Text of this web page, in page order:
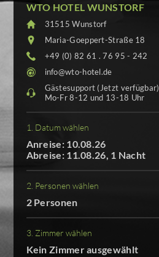
WTO HOTEL WUNSTORF
31515 Wunstorf
Maria-Goeppert-Straße 18
+49 (0) 82 61 . 76 95 - 242
info@wto-hotel.de
Gästesupport (Jetzt verfügbar)
Mo-Fr 8-12 und 13-18 Uhr
1. Datum wählen
Anreise: 10.08.26
Abreise: 11.08.26, 1 Nacht
2. Personen wählen
2 Personen
3. Zimmer wählen
Kein Zimmer ausgewählt